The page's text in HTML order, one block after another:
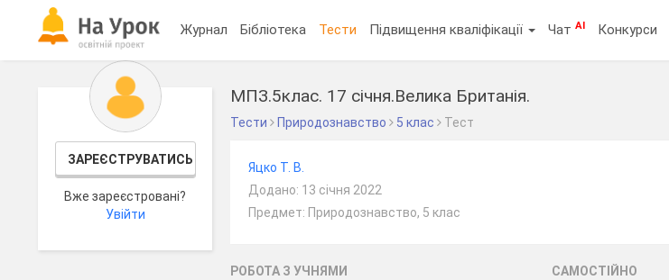
Журнал Бібліотека Тести Підвищення кваліфікації ЧатAI Конкурси
ЗАРЕЄСТРУВАТИСЬ
Вже зареєстровані?
Увійти
МПЗ.5клас. 17 січня.Велика Британія.
Тести Природознавство 5 клас Тест
Яцко Т. В.
Додано: 13 січня 2022
Предмет: Природознавство, 5 клас
РОБОТА З УЧНЯМИ САМОСТІЙНО